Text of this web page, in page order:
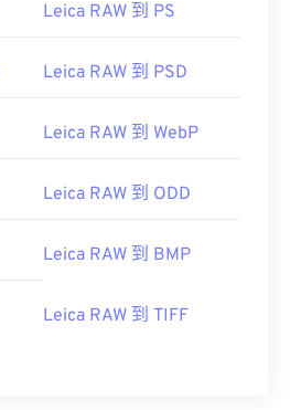
Leica RAW 到 PS
Leica RAW 到 PSD
Leica RAW 到 WebP
Leica RAW 到 ODD
Leica RAW 到 BMP
Leica RAW 到 TIFF